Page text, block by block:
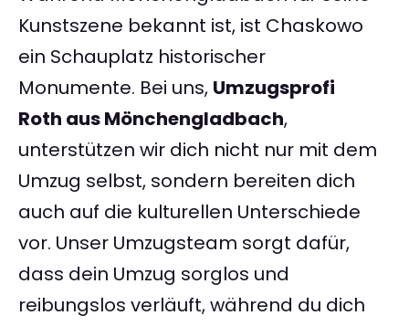
Kunstszene bekannt ist, ist Chaskowo
ein Schauplatz historischer
Monumente. Bei uns, Umzugsprofi
Roth aus Mönchengladbach,
unterstützen wir dich nicht nur mit dem
Umzug selbst, sondern bereiten dich
auch auf die kulturellen Unterschiede
vor. Unser Umzugsteam sorgt dafür,
dass dein Umzug sorglos und
reibungslos verläuft, während du dich